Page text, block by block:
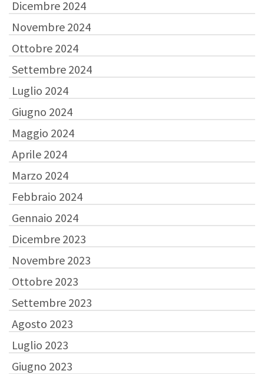
Dicembre 2024
Novembre 2024
Ottobre 2024
Settembre 2024
Luglio 2024
Giugno 2024
Maggio 2024
Aprile 2024
Marzo 2024
Febbraio 2024
Gennaio 2024
Dicembre 2023
Novembre 2023
Ottobre 2023
Settembre 2023
Agosto 2023
Luglio 2023
Giugno 2023